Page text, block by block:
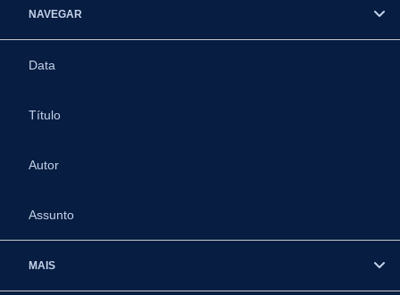
NAVEGAR
Data
Título
Autor
Assunto
MAIS